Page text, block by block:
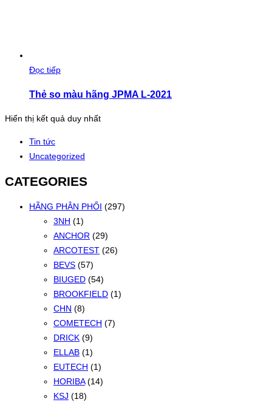
Đọc tiếp
Thẻ so màu hãng JPMA L-2021
Hiển thị kết quả duy nhất
Tin tức
Uncategorized
CATEGORIES
HÃNG PHÂN PHỐI (297)
3NH (1)
ANCHOR (29)
ARCOTEST (26)
BEVS (57)
BIUGED (54)
BROOKFIELD (1)
CHN (8)
COMETECH (7)
DRICK (9)
ELLAB (1)
EUTECH (1)
HORIBA (14)
KSJ (18)